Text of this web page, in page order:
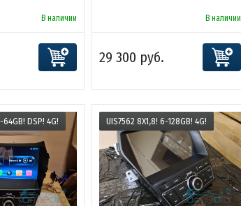
В наличии В наличии
29 300 руб.
64GB! DSP! 4G! UIS7562 8X1,8! 6-128GB! 4G!